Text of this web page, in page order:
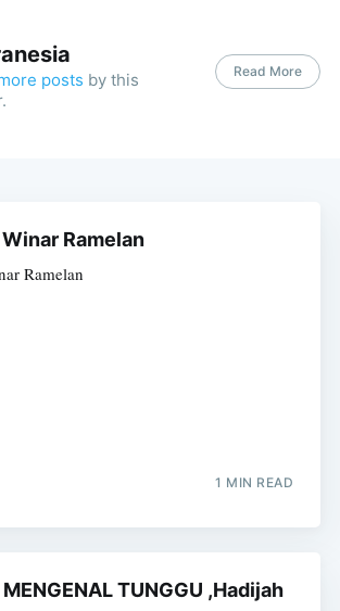
posts by this
Read More
Ramelan
Ramelan
1 MIN READ
TUNGGU ,Hadijah